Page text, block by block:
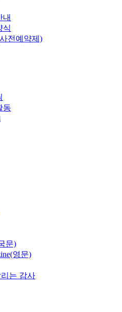
내
식
전예약제)
동
문)
영문)
는 감사